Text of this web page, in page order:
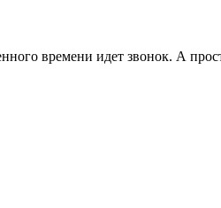
времени идет звонок. А